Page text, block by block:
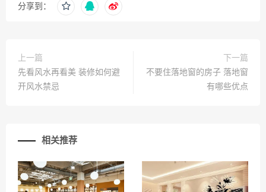
分享到：
上一篇
先看风水再看美 装修如何避
开风水禁忌
下一篇
不要住落地窗的房子 落地窗
有哪些优点
相关推荐